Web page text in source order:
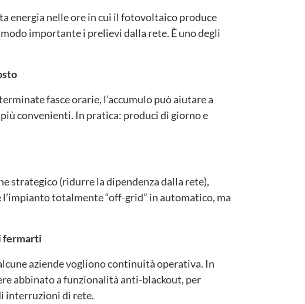
energia nelle ore in cui il fotovoltaico produce
importante i prelievi dalla rete. È uno degli
fasce orarie, l’accumulo può aiutare a
convenienti. In pratica: produci di giorno e
strategico (ridurre la dipendenza dalla rete),
l’impianto totalmente “off-grid” in automatico, ma
fermarti
aziende vogliono continuità operativa. In
abbinato a funzionalità anti-blackout, per
interruzioni di rete.